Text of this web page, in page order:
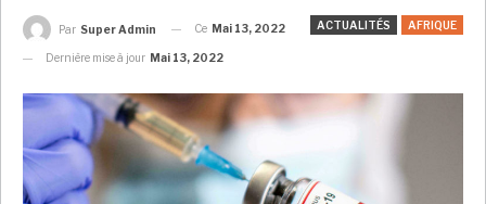
ACTUALITÉS AFRIQUE
Par Super Admin Ce Mai 13, 2022
Dernière mise à jour Mai 13, 2022